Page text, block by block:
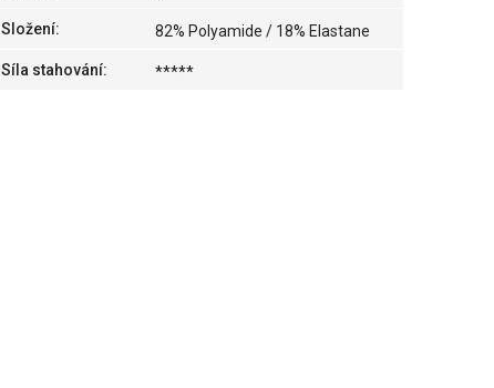
Složení: 82% Polyamide / 18% Elastane
Síla stahování: *****